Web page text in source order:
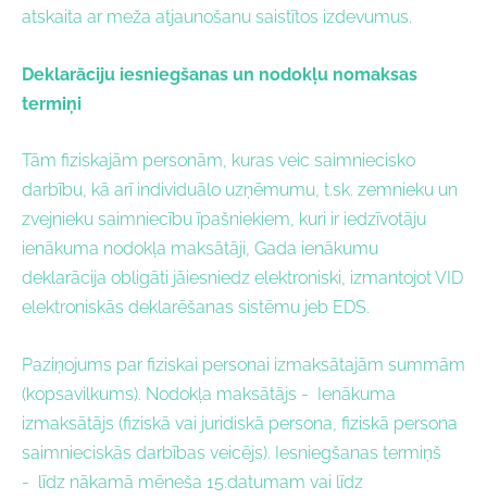
atskaita ar meža atjaunošanu saistītos izdevumus.
Deklarāciju iesniegšanas un nodokļu nomaksas
termiņi
Tām fiziskajām personām, kuras veic saimniecisko
darbību, kā arī individuālo uzņēmumu, t.sk. zemnieku un
zvejnieku saimniecību īpašniekiem, kuri ir iedzīvotāju
ienākuma nodokļa maksātāji, Gada ienākumu
deklarācija obligāti jāiesniedz elektroniski, izmantojot VID
elektroniskās deklarēšanas sistēmu jeb EDS.
Paziņojums par fiziskai personai izmaksātajām summām
(kopsavilkums). Nodokļa maksātājs - Ienākuma
izmaksātājs (fiziskā vai juridiskā persona, fiziskā persona
saimnieciskās darbības veicējs). Iesniegšanas termiņš
- līdz nākamā mēneša 15.datumam vai līdz